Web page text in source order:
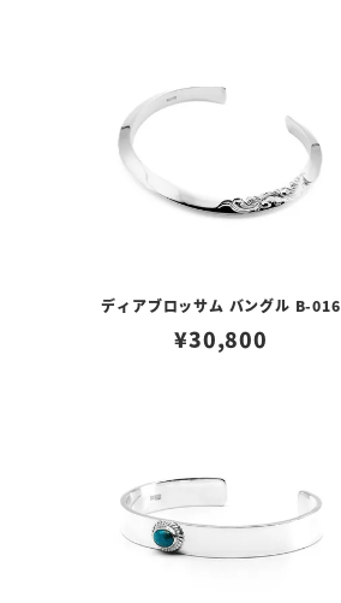
ディアブロッサム バングル B-016
¥30,800